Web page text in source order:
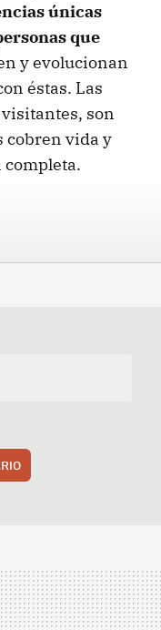
únicas
que
y evolucionan
éstas. Las
son
cobren vida y